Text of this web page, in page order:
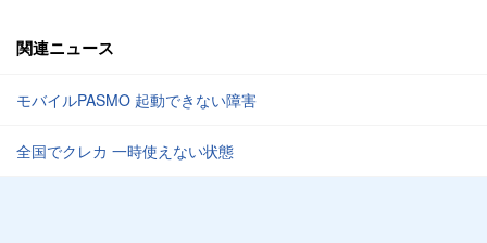
関連ニュース
モバイルPASMO 起動できない障害
全国でクレカ 一時使えない状態